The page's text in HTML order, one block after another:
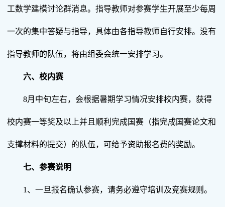
工数学建模讨论群消息。指导教师对参赛学生开展至少每周
一次的集中答疑与指导，具体由各指导教师自行安排。没有
指导教师的队伍，将由组委会统一安排学习。
六、校内赛
8月中旬左右，会根据暑期学习情况安排校内赛，获得
校内赛一等奖及以上并且顺利完成国赛（指完成国赛论文和
支撑材料的提交）的队伍，可给予资助报名费的奖励。
七、参赛说明
1、一旦报名确认参赛，请务必遵守培训及竞赛规则。